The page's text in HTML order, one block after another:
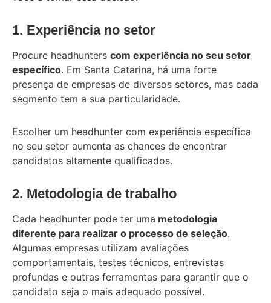
1. Experiência no setor
Procure headhunters com experiência no seu setor
específico. Em Santa Catarina, há uma forte
presença de empresas de diversos setores, mas cada
segmento tem a sua particularidade.
Escolher um headhunter com experiência específica
no seu setor aumenta as chances de encontrar
candidatos altamente qualificados.
2. Metodologia de trabalho
Cada headhunter pode ter uma metodologia
diferente para realizar o processo de seleção.
Algumas empresas utilizam avaliações
comportamentais, testes técnicos, entrevistas
profundas e outras ferramentas para garantir que o
candidato seja o mais adequado possível.